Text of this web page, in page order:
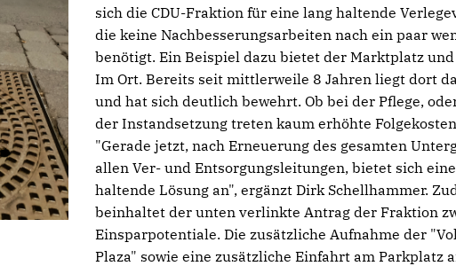
sich die CDU-Fraktion für eine lang haltende
die keine Nachbesserungsarbeiten nach ein paar
benötigt. Ein Beispiel dazu bietet der Marktplatz
Im Ort. Bereits seit mittlerweile 8 Jahren liegt dort
und hat sich deutlich bewehrt. Ob bei der Pflege,
der Instandsetzung treten kaum erhöhte
"Gerade jetzt, nach Erneuerung des gesamten
allen Ver- und Entsorgungsleitungen, bietet sich
haltende Lösung an", ergänzt Dirk Schellhammer.
beinhaltet der unten verlinkte Antrag der Fraktion
Einsparpotentiale. Die zusätzliche Aufnahme der
Plaza" sowie eine zusätzliche Einfahrt am Parkplatz